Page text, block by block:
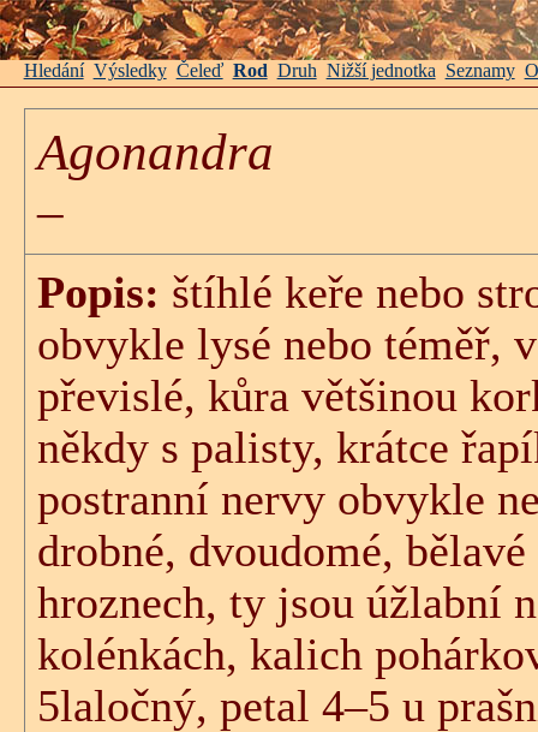
Hledání Výsledky Čeleď Rod Druh Nižší jednotka Seznamy
Agonandra
–
Popis: štíhlé keře nebo
obvykle lysé nebo téměř,
převislé, kůra většinou
někdy s palisty, krátce
postranní nervy obvykle
drobné, dvoudomé,
hroznech, ty jsou úžlabní
kolénkách, kalich
5laločný, petal 4–5 u